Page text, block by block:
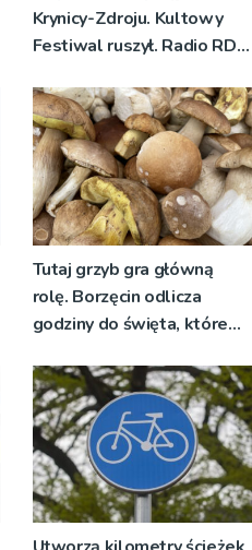
Krynicy-Zdroju. Kultowy
Festiwal ruszył. Radio RDN
żywo [ZDJĘCIA]
Tutaj grzyb gra główną
rolę. Borzęcin odlicza
godziny do święta, które
pokoleń